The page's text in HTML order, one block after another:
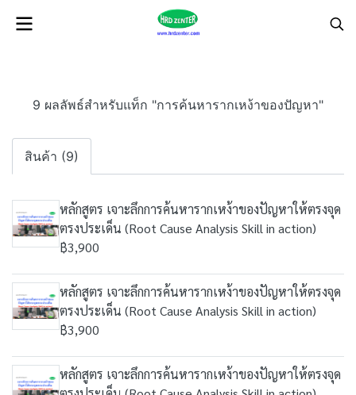
9 ผลลัพธ์สำหรับแท็ก "การค้นหารากเหง้าของปัญหา"
สินค้า (9)
หลักสูตร เจาะลึกการค้นหารากเหง้าของปัญหาให้ตรงจุด
ตรงประเด็น (Root Cause Analysis Skill in action)
฿3,900
หลักสูตร เจาะลึกการค้นหารากเหง้าของปัญหาให้ตรงจุด
ตรงประเด็น (Root Cause Analysis Skill in action)
฿3,900
หลักสูตร เจาะลึกการค้นหารากเหง้าของปัญหาให้ตรงจุด